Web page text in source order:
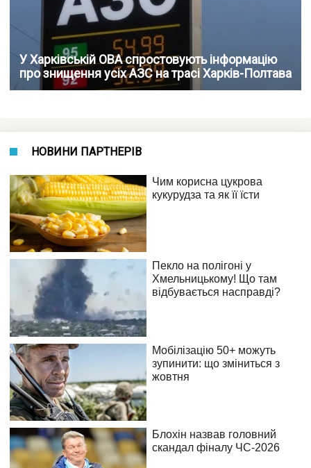
У Харківській ОВА спростовують інформацію
про знищення усіх АЗС на трасі Харків-Полтава
НОВИНИ ПАРТНЕРІВ